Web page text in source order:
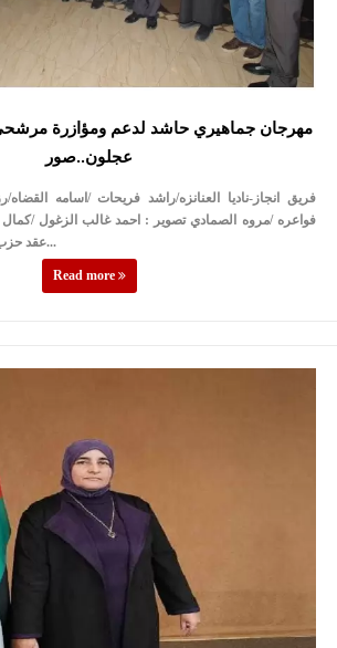
مهرجان جماهيري حاشد لدعم ومؤازرة
عجلون..صور
فريق انجاز-ناديا العنانزه/راشد فريحات /اسامه
فواعره /مروه الصمادي تصوير : احمد غالب الزغول /
عقد حزب الشورى الأردني مهرجانا...
Read more